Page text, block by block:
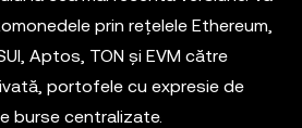
prin rețelele Ethereum,
Aptos, TON și EVM către
portofele cu expresie de
burse centralizate.